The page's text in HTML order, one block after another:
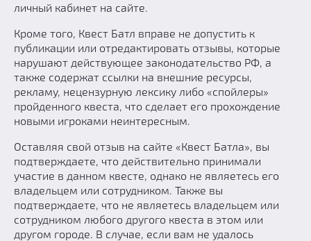
По количеству очков
По качеству игры
Список команд
О Квест Батле
Cashback
Как подсчитываются рейтинги
Призы
Новости
Добавить квест
Партнерам
КВЕСТ В ПОДАРОК
личный кабинет на сайте.
Кроме того, Квест Батл вправе не допустить к
публикации или отредактировать отзывы, которые
нарушают действующее законодательство РФ, а
также содержат ссылки на внешние ресурсы,
рекламу, нецензурную лексику либо «спойлеры»
пройденного квеста, что сделает его прохождение
новыми игроками неинтересным.
Оставляя свой отзыв на сайте «Квест Батла», вы
подтверждаете, что действительно принимали
участие в данном квесте, однако не являетесь его
владельцем или сотрудником. Также вы
подтверждаете, что не являетесь владельцем или
сотрудником любого другого квеста в этом или
другом городе. В случае, если вам не удалось